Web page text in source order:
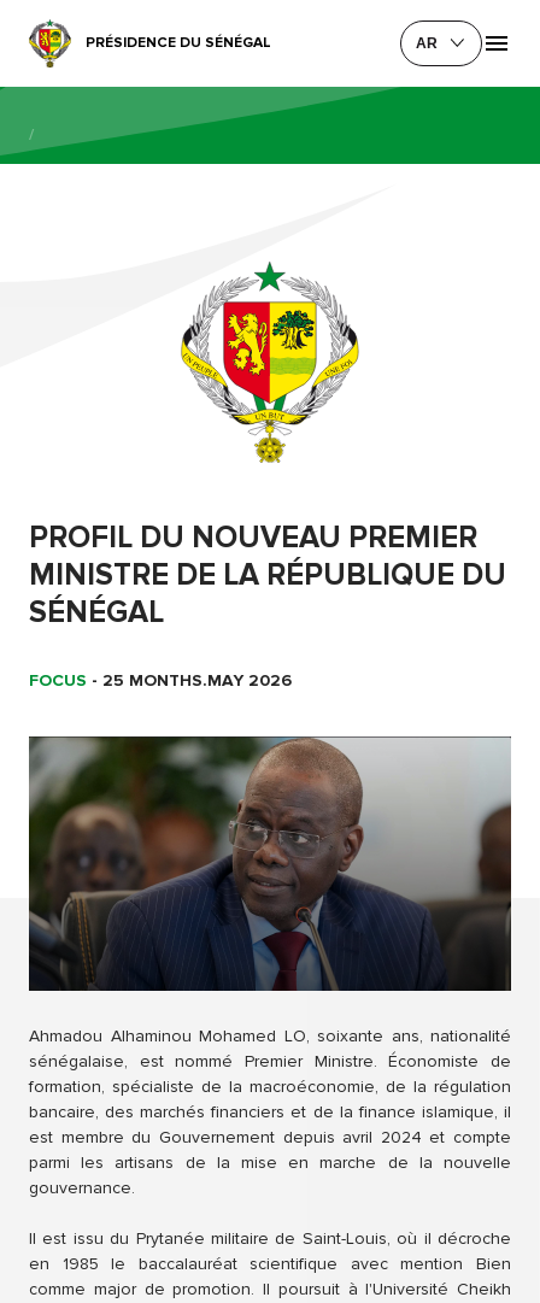
PRÉSIDENCE DU SÉNÉGAL AR
/
PROFIL DU NOUVEAU PREMIER
MINISTRE DE LA RÉPUBLIQUE DU
SÉNÉGAL
FOCUS - 25 MONTHS.MAY 2026
Ahmadou Alhaminou Mohamed LO, soixante ans, nationalité
sénégalaise, est nommé Premier Ministre. Économiste de
formation, spécialiste de la macroéconomie, de la régulation
bancaire, des marchés financiers et de la finance islamique, il
est membre du Gouvernement depuis avril 2024 et compte
parmi les artisans de la mise en marche de la nouvelle
gouvernance.
Il est issu du Prytanée militaire de Saint-Louis, où il décroche
en 1985 le baccalauréat scientifique avec mention Bien
comme major de promotion. Il poursuit à l'Université Cheikh